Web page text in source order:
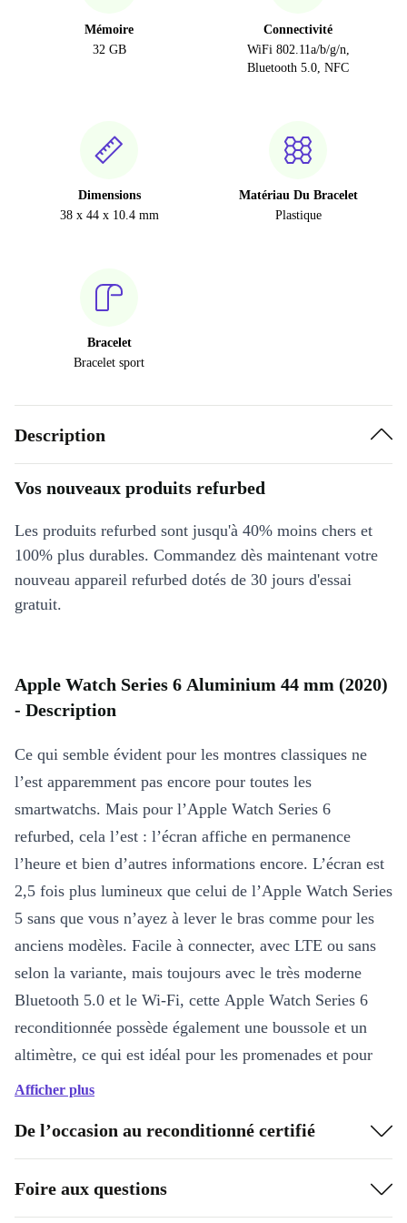
Mémoire
32 GB
Connectivité
WiFi 802.11a/b/g/n,
Bluetooth 5.0, NFC
Dimensions
38 x 44 x 10.4 mm
Matériau Du Bracelet
Plastique
Bracelet
Bracelet sport
Description
Vos nouveaux produits refurbed
Les produits refurbed sont jusqu'à 40% moins chers et
100% plus durables. Commandez dès maintenant votre
nouveau appareil refurbed dotés de 30 jours d'essai
gratuit.
Apple Watch Series 6 Aluminium 44 mm (2020)
- Description
Ce qui semble évident pour les montres classiques ne
l’est apparemment pas encore pour toutes les
smartwatchs. Mais pour l’Apple Watch Series 6
refurbed, cela l’est : l’écran affiche en permanence
l’heure et bien d’autres informations encore. L’écran est
2,5 fois plus lumineux que celui de l’Apple Watch Series
5 sans que vous n’ayez à lever le bras comme pour les
anciens modèles. Facile à connecter, avec LTE ou sans
selon la variante, mais toujours avec le très moderne
Bluetooth 5.0 et le Wi-Fi, cette Apple Watch Series 6
reconditionnée possède également une boussole et un
altimètre, ce qui est idéal pour les promenades et pour
s’orienter.
Bon pour votre santé
L’Apple Watch Series 6 refurbed possède de très
nombreuses caractéristiques qui vous aideront non
seulement à garder un œil sur votre état de santé, mais
Afficher plus
De l’occasion au reconditionné certifié
Foire aux questions